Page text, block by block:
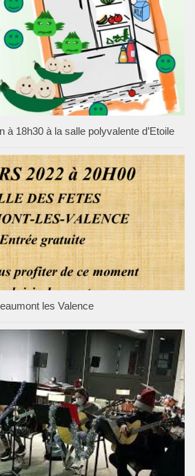
à 18h30 à la salle polyvalente d’Etoile
les Valence